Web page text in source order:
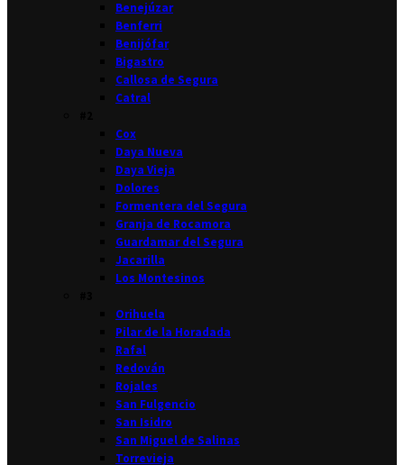
Benejúzar
Benferri
Benijófar
Bigastro
Callosa de Segura
Catral
Cox
Daya Nueva
Daya Vieja
Dolores
Formentera del Segura
Granja de Rocamora
Guardamar del Segura
Jacarilla
Los Montesinos
Orihuela
Pilar de la Horadada
Rafal
Redován
Rojales
San Fulgencio
San Isidro
San Miguel de Salinas
Torrevieja